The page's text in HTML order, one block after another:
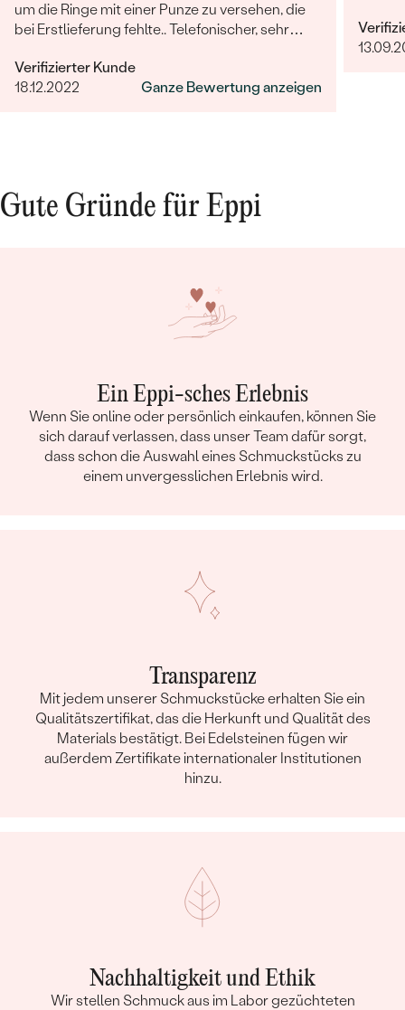
um die Ringe mit einer Punze zu versehen, die
bei Erstlieferung fehlte.. Telefonischer, sehr
hinsichtlich der kompletten Abwicklung. Die
Hochzeit rundum gelungen, das Brautpaar
Verifizierter Kunde
18.12.2022
Ganze Bewertung anzeigen
Gute Gründe für Eppi
Ein Eppi-sches Erlebnis
Wenn Sie online oder persönlich einkaufen, können Sie
sich darauf verlassen, dass unser Team dafür sorgt,
dass schon die Auswahl eines Schmuckstücks zu
einem unvergesslichen Erlebnis wird.
Transparenz
Mit jedem unserer Schmuckstücke erhalten Sie ein
Qualitätszertifikat, das die Herkunft und Qualität des
Materials bestätigt. Bei Edelsteinen fügen wir
außerdem Zertifikate internationaler Institutionen
hinzu.
Nachhaltigkeit und Ethik
Wir stellen Schmuck aus im Labor gezüchteten